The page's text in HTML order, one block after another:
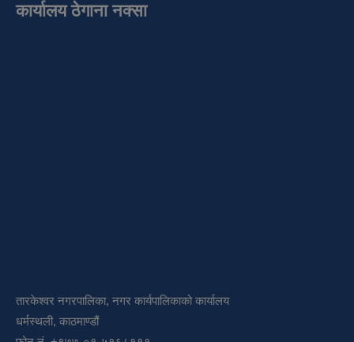
कार्यालय ठेगाना नक्सा
तारकेश्वर नगरपालिका, नगर कार्यपालिकाको कार्यालय
धर्मस्थली, काठमाण्डौं